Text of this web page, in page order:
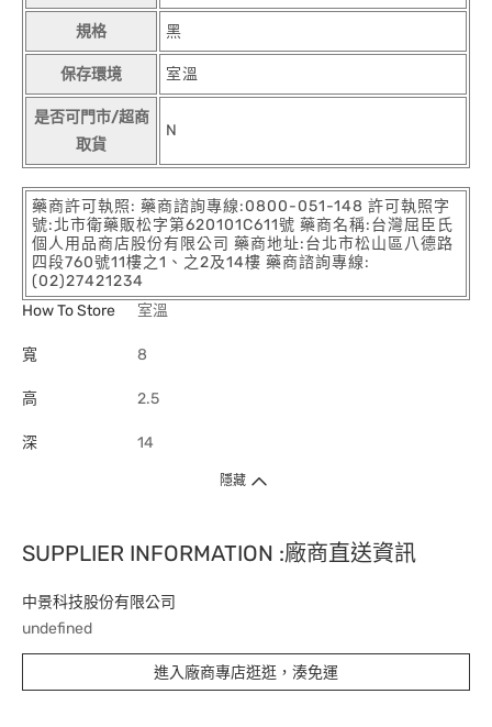
規格 黑
保存環境 室溫
是否可門市/超商
取貨
N
藥商許可執照: 藥商諮詢專線:0800-051-148 許可執照字
號:北市衛藥販松字第620101C611號 藥商名稱:台灣屈臣氏
個人用品商店股份有限公司 藥商地址:台北市松山區八德路
四段760號11樓之1、之2及14樓 藥商諮詢專線:
(02)27421234
How To Store
室溫
寬 8
高 2.5
深 14
隱藏
SUPPLIER INFORMATION :廠商直送資訊
中景科技股份有限公司
undefined
進入廠商專店逛逛，湊免運